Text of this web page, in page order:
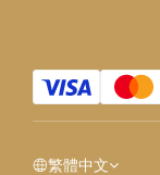
繁體中文